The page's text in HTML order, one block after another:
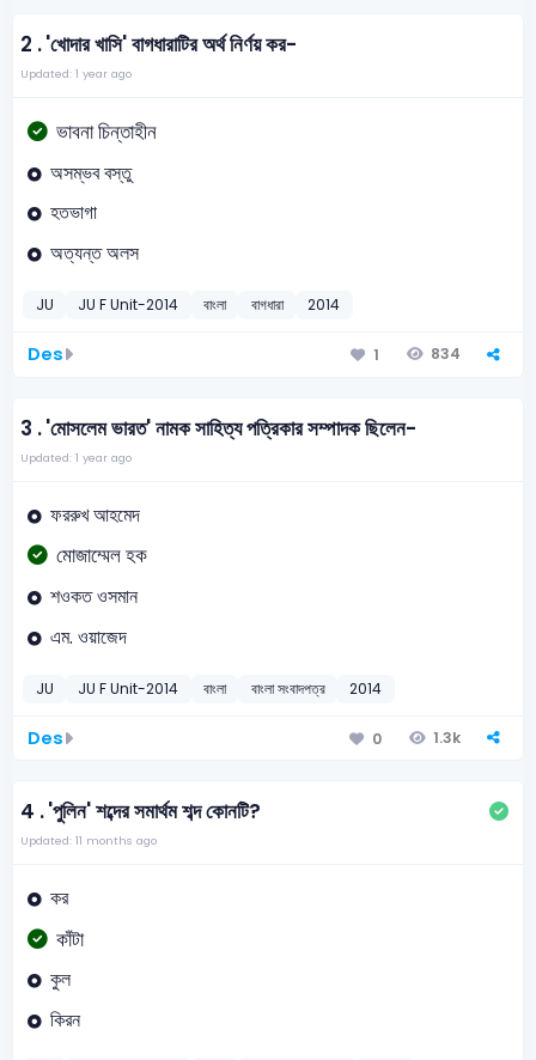
2 .'খোদার খাসি' বাগধারাটির অর্থ নির্ণয় কর-
Updated: 1 year ago
ভাবনা চিন্তাহীন
অসম্ভব বস্তু
হতভাগা
অত্যন্ত অলস
JU JU F Unit-2014 বাংলা বাগধারা 2014
Des 1 834
3 .'মোসলেম ভারত' নামক সাহিত্য পত্রিকার সম্পাদক ছিলেন-
Updated: 1 year ago
ফররুখ আহমেদ
মোজাম্মেল হক
শওকত ওসমান
এম. ওয়াজেদ
JU JU F Unit-2014 বাংলা বাংলা সংবাদপত্র 2014
Des 0 1.3k
4 .'পুলিন' শব্দের সমার্থম শব্দ কোনটি?
Updated: 11 months ago
কর
কাঁটা
কুল
কিরন